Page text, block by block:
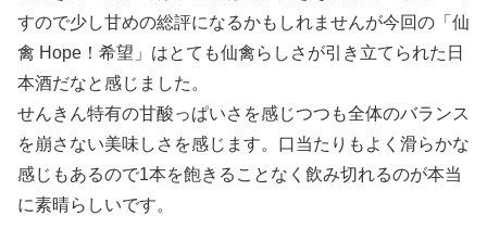
すので少し甘めの総評になるかもしれませんが今回の「仙
禽 Hope！希望」はとても仙禽らしさが引き立てられた日
本酒だなと感じました。
せんきん特有の甘酸っぱいさを感じつつも全体のバランス
を崩さない美味しさを感じます。口当たりもよく滑らかな
感じもあるので1本を飽きることなく飲み切れるのが本当
に素晴らしいです。